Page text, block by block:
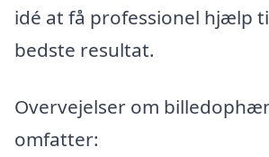
idé at få professionel hjælp
bedste resultat.
Overvejelser om
omfatter: